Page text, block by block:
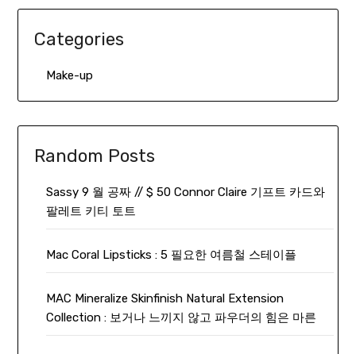
Categories
Make-up
Random Posts
Sassy 9 월 공짜 // $ 50 Connor Claire 기프트 카드와
팔레트 키티 토트
Mac Coral Lipsticks : 5 필요한 여름철 스테이플
MAC Mineralize Skinfinish Natural Extension
Collection : 보거나 느끼지 않고 파우더의 힘은 마른